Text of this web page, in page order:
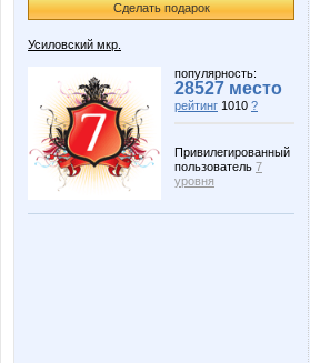
Сделать подарок
Усиловский мкр.
популярность:
28527 место
рейтинг 1010 ?
Привилегированный
пользователь 7
уровня